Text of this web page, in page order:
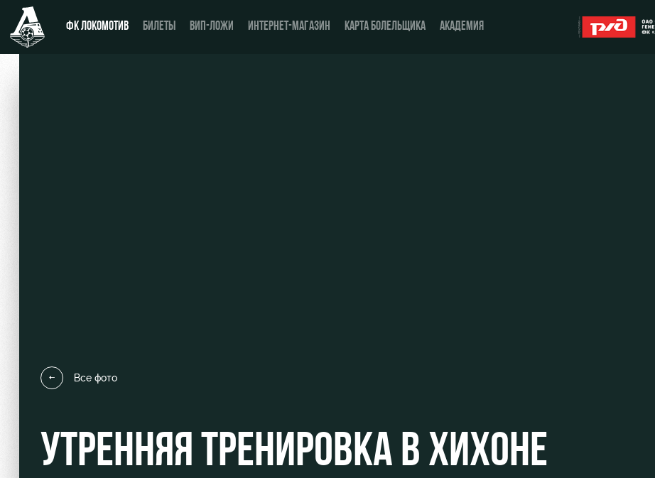
ФК ЛОКОМОТИВ БИЛЕТЫ ВИП-ЛОЖИ ИНТЕРНЕТ-МАГАЗИН КАРТА БОЛЕЛЬЩИКА АКАДЕМИЯ
Локо-Лето
Академия
Банковская карта «Локомотив»
Заставки
Все фото
УТРЕННЯЯ ТРЕНИРОВКА В ХИХОНЕ